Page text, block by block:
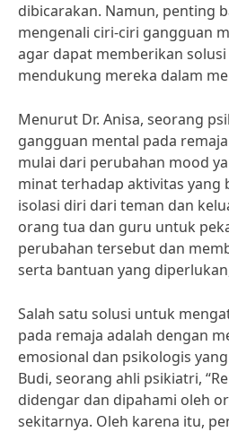
dibicarakan. Namun, penting
mengenali ciri-ciri gangguan
agar dapat memberikan
mendukung mereka dalam
Menurut Dr. Anisa, seorang
gangguan mental pada
mulai dari perubahan mood
minat terhadap aktivitas yang
isolasi diri dari teman dan
orang tua dan guru untuk
perubahan tersebut dan
serta bantuan yang
Salah satu solusi untuk
pada remaja adalah dengan
emosional dan psikologis
Budi, seorang ahli psikiatri,
didengar dan dipahami oleh
sekitarnya. Oleh karena itu,